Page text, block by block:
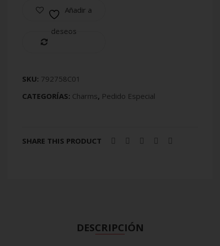
Añadir a
deseos
SKU: 792758C01
CATEGORÍAS: Charms, Pedido Especial
SHARE THIS PRODUCT
DESCRIPCIÓN